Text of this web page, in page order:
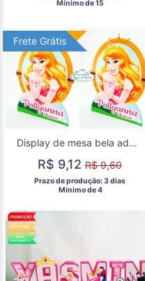
  Mínimo de 15
Frete Grátis
Frete Grátis
Display de mesa bela adormecida
R$ 9,12R$ 9,60
Prazo de produção: 3 dias
  Mínimo de 4